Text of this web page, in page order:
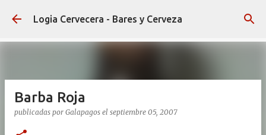
Ir al contenido principal
Logia Cervecera - Bares y Cerveza
Barba Roja
publicadas por Galapagos el septiembre 05, 2007